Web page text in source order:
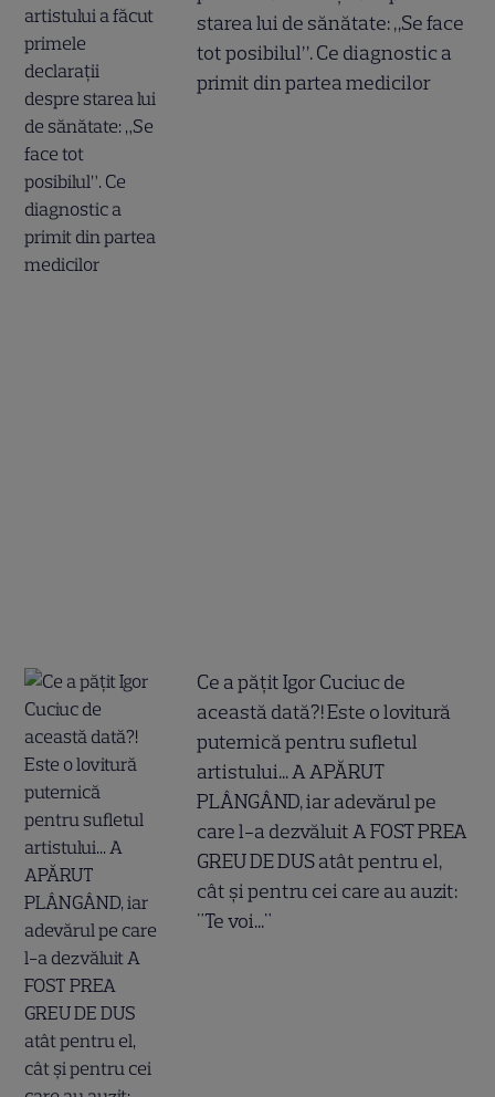
starea lui de sănătate: „Se face
tot posibilul”. Ce diagnostic a
primit din partea medicilor
Ce a pățit Igor Cuciuc de
această dată?! Este o lovitură
puternică pentru sufletul
artistului... A APĂRUT
PLÂNGÂND, iar adevărul pe
care l-a dezvăluit A FOST PREA
GREU DE DUS atât pentru el,
cât și pentru cei care au auzit:
"Te voi..."